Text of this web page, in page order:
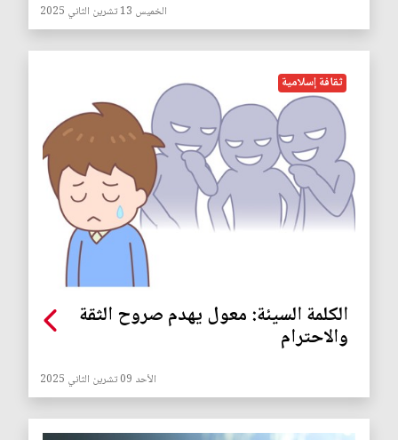
الخميس 13 تشرين الثاني 2025
ثقافة إسلامية
الكلمة السيئة: معول يهدم صروح الثقة
والاحترام
الأحد 09 تشرين الثاني 2025